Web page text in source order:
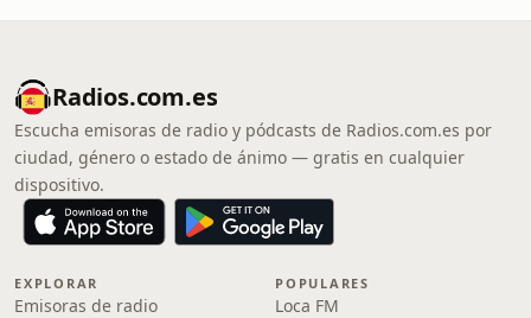
Radios.com.es
Escucha emisoras de radio y pódcasts de Radios.com.es por
ciudad, género o estado de ánimo — gratis en cualquier
dispositivo.
EXPLORAR
Emisoras de radio
POPULARES
Loca FM